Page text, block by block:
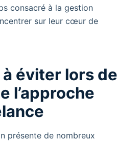
consacré à la gestion
sur leur cœur de
éviter lors de
l’approche
présente de nombreux